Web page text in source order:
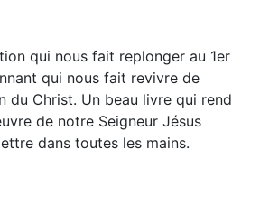
qui nous fait replonger au 1er
qui nous fait revivre de
du Christ. Un beau livre qui rend
de notre Seigneur Jésus
dans toutes les mains.